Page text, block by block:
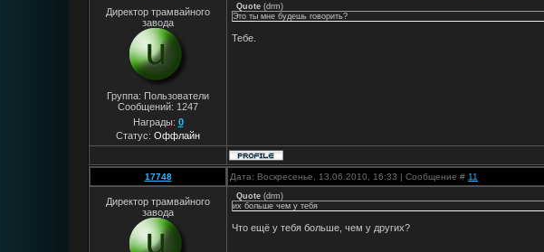
Директор трамвайного
завода
Группа: Пользователи
Сообщений: 1247
Награды: 0
Статус: Оффлайн
Quote (drm)
Это ты мне будешь говорить?
Тебе.
17748 Дата: Воскресенье, 13.06.2010, 16:33 | Сообщение # 11
Директор трамвайного
завода
Quote (drm)
их больше чем у тебя
Что ещё у тебя больше, чем у других?